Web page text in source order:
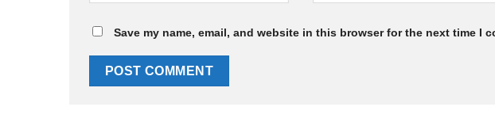
Save my name, email, and website in this browser for the next time I